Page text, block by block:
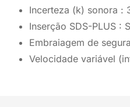
Incerteza (k) sonora :
Inserção SDS-PLUS :
Embraiagem de
Velocidade variável